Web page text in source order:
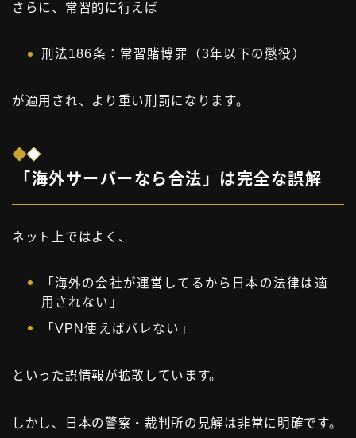
さらに、常習的に行えば
刑法186条：常習賭博罪（3年以下の懲役）
が適用され、より重い刑罰になります。
「海外サーバーなら合法」は完全な誤解
ネット上ではよく、
「海外の会社が運営してるから日本の法律は適
用されない」
「VPN使えばバレない」
といった誤情報が拡散しています。
しかし、日本の警察・裁判所の見解は非常に明確です。